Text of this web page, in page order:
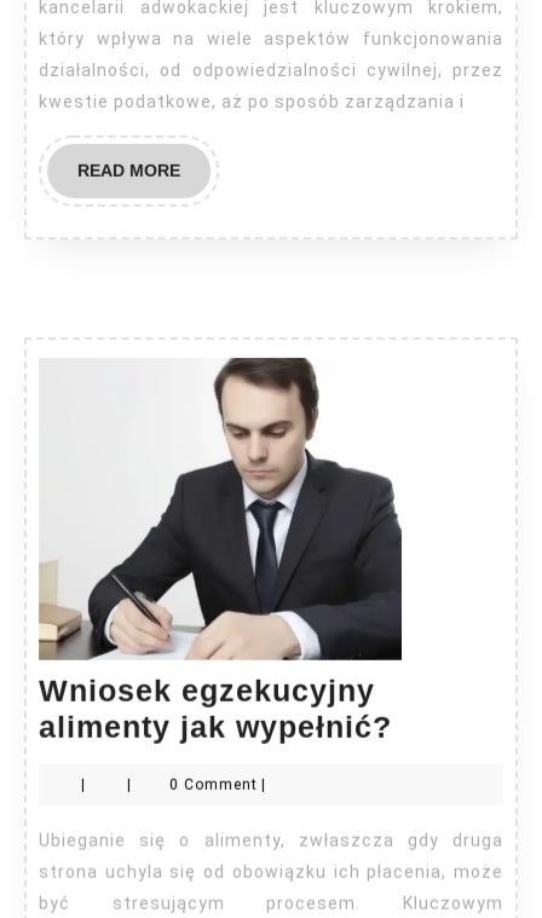
kancelarii adwokackiej jest kluczowym krokiem,
który wpływa na wiele aspektów funkcjonowania
działalności, od odpowiedzialności cywilnej, przez
kwestie podatkowe, aż po sposób zarządzania i
READ MOREREAD
MORE
Wniosek egzekucyjny
alimenty jak wypełnić? Wniosek
alimenty
jak
0 Comment
Ubieganie się o alimenty, zwłaszcza gdy druga
strona uchyla się od obowiązku ich płacenia, może
być stresującym procesem. Kluczowym